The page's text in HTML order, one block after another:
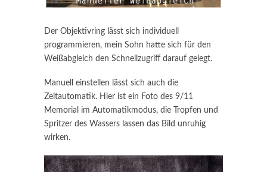
Der Objektivring lässt sich individuell
programmieren, mein Sohn hatte sich für den
Weißabgleich den Schnellzugriff darauf gelegt.
Manuell einstellen lässt sich auch die
Zeitautomatik. Hier ist ein Foto des 9/11
Memorial im Automatikmodus, die Tropfen und
Spritzer des Wassers lassen das Bild unruhig
wirken.